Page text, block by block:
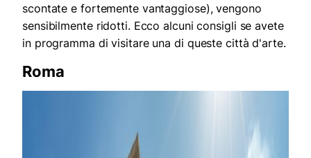
scontate e fortemente vantaggiose), vengono
sensibilmente ridotti. Ecco alcuni consigli se avete
in programma di visitare una di queste città d'arte.
Roma